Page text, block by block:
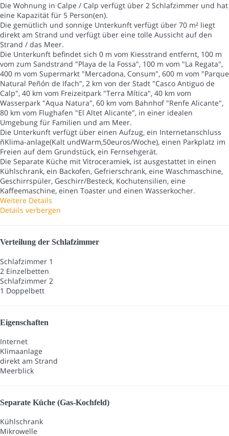
Die Wohnung in Calpe / Calp verfügt über 2 Schlafzimmer und hat
eine Kapazität für 5 Person(en).
Die gemütlich und sonnige Unterkunft verfügt über 70 m² liegt
direkt am Strand und verfügt über eine tolle Aussicht auf den
Strand / das Meer.
Die Unterkunft befindet sich 0 m vom Kiesstrand entfernt, 100 m
vom zum Sandstrand "Playa de la Fossa", 100 m vom "La Regata",
400 m vom Supermarkt "Mercadona, Consum", 600 m vom "Parque
Natural Peñón de Ifach", 2 km von der Stadt "Casco Antiguo de
Calp", 40 km vom Freizeitpark "Terra Mítica", 40 km vom
Wasserpark "Aqua Natura", 60 km vom Bahnhof "Renfe Alicante",
80 km vom Flughafen "El Altet Alicante", in einer idealen
Umgebung für Familien und am Meer.
Die Unterkunft verfügt über einen Aufzug, ein Internetanschluss
ñKlima-anlage(Kalt undWarm,50euros/Woche), einen Parkplatz im
Freien auf dem Grundstück, ein Fernsehgerät.
Die Separate Küche mit Vitroceramiek, ist ausgestattet in einen
Kühlschrank, ein Backofen, Gefrierschrank, eine Waschmaschine,
Geschirrspüler, Geschirr/Besteck, Kochutensilien, eine
Kaffeemaschine, einen Toaster und einen Wasserkocher.
Weitere Details
Details verbergen
Verteilung der Schlafzimmer
Schlafzimmer 1
2 Einzelbetten
Schlafzimmer 2
1 Doppelbett
Eigenschaften
Internet
Klimaanlage
direkt am Strand
Meerblick
Separate Küche (Gas-Kochfeld)
Kühlschrank
Mikrowelle